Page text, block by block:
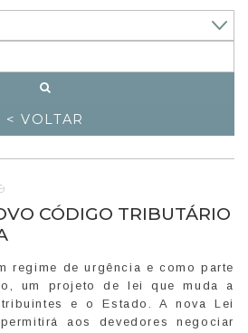
< VOLTAR
CÓDIGO TRIBUTÁRIO
regime de urgência e como parte
um projeto de lei que muda a
e o Estado. A nova Lei
aos devedores negociar